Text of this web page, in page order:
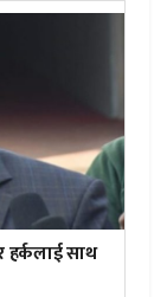
साथ